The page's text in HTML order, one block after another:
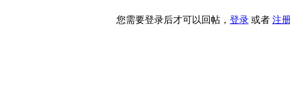
您需要登录后才可以回帖， 登录 或者 注